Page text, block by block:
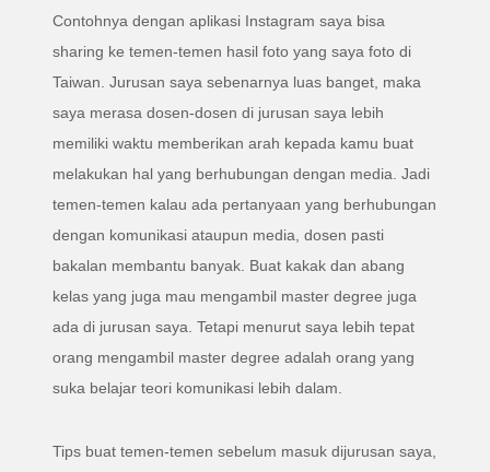
Contohnya dengan aplikasi Instagram saya bisa
sharing ke temen-temen hasil foto yang saya foto di
Taiwan. Jurusan saya sebenarnya luas banget, maka
saya merasa dosen-dosen di jurusan saya lebih
memiliki waktu memberikan arah kepada kamu buat
melakukan hal yang berhubungan dengan media. Jadi
temen-temen kalau ada pertanyaan yang berhubungan
dengan komunikasi ataupun media, dosen pasti
bakalan membantu banyak. Buat kakak dan abang
kelas yang juga mau mengambil master degree juga
ada di jurusan saya. Tetapi menurut saya lebih tepat
orang mengambil master degree adalah orang yang
suka belajar teori komunikasi lebih dalam.
Tips buat temen-temen sebelum masuk dijurusan saya,